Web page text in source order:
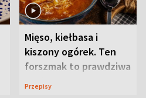
Mięso, kiełbasa i
kiszony ogórek. Ten
forszmak to prawdziwa
uczta
Przepisy